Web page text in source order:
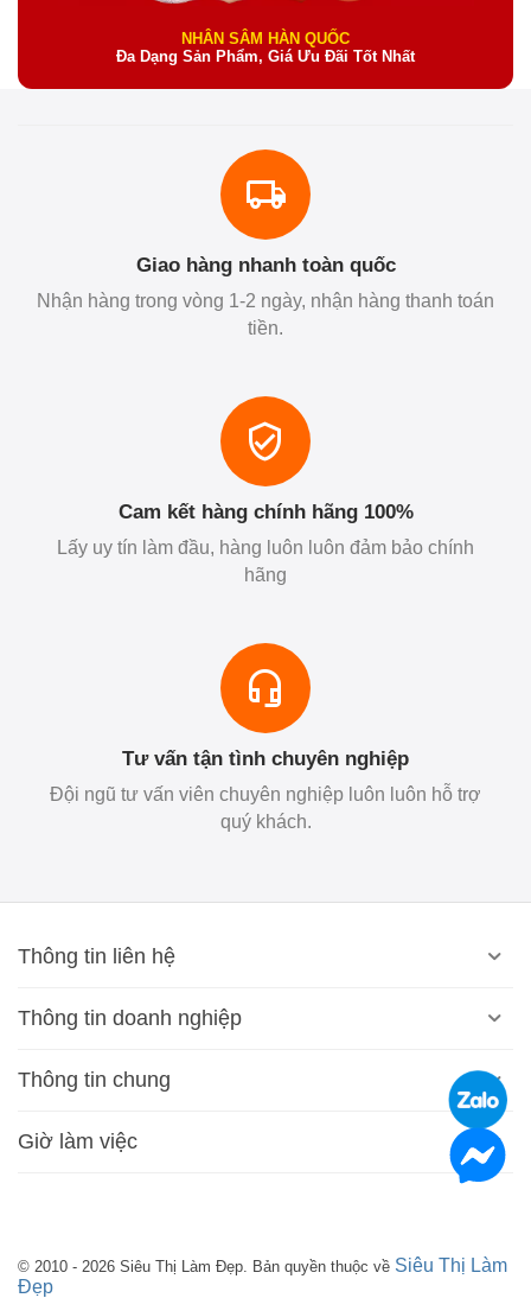
NHÂN SÂM HÀN QUỐC
Đa Dạng Sản Phẩm, Giá Ưu Đãi Tốt Nhất
Giao hàng nhanh toàn quốc
Nhận hàng trong vòng 1-2 ngày, nhận hàng thanh toán
tiền.
Cam kết hàng chính hãng 100%
Lấy uy tín làm đầu, hàng luôn luôn đảm bảo chính
hãng
Tư vấn tận tình chuyên nghiệp
Đội ngũ tư vấn viên chuyên nghiệp luôn luôn hỗ trợ
quý khách.
Thông tin liên hệ
Thông tin doanh nghiệp
Thông tin chung
Giờ làm việc
© 2010 - 2026 Siêu Thị Làm Đẹp. Bản quyền thuộc về Siêu Thị Làm
Đẹp